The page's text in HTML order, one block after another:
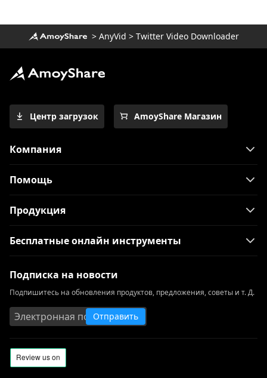
> AnyVid > Twitter Video Downloader
Центр загрузок AmoyShare Магазин
Компания
Помощь
Продукция
Бесплатные онлайн инструменты
Подписка на новости
Подпишитесь на обновления продуктов, предложения, советы и т. Д.
Отправить